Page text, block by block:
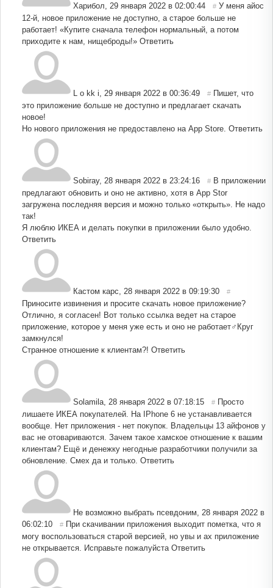
Харибол 29 января 2022 в 02:00:44 # У меня айос
12-й, новое приложение не доступно, а старое больше не
работает! «Купите сначала телефон нормальный, а потом
приходите к нам, нищеброды!» Ответить
L o kk i 29 января 2022 в 00:36:49 # Пишет, что
это приложение больше не доступно и предлагает скачать
новое!
Но нового приложения не предоставлено на App Store. Ответить
Sobiray, 28 января 2022 в 23:24:16 # В приложении
предлагают обновить и оно не активно, хотя в App Stor
загружена последняя версия и можно только «открыть». Не надо
так!
Я люблю ИКЕА и делать покупки в приложении было удобно.
Ответить
Кастом карс 28 января 2022 в 09:19:30 #
Приносите извинения и просите скачать новое приложение?
Отлично, я согласен! Вот только ссылка ведет на старое
приложение, которое у меня уже есть и оно не работает‍♂️Круг
замкнулся!
Странное отношение к клиентам?! Ответить
Solamila 28 января 2022 в 07:18:15 # Просто
лишаете ИКЕА покупателей. На IPhone 6 не устанавливается
вообще. Нет приложения - нет покупок. Владельцы 13 айфонов у
вас не отовариваются. Зачем такое хамское отношение к вашим
клиентам? Ещё и денежку негодные разработчики получили за
обновление. Смех да и только. Ответить
Не возможно выбрать псевдоним
28 января 2022 в
06:02:10
# При скачивании приложения выходит пометка, что я
могу воспользоваться старой версией, но увы и ах приложение
не открывается. Исправьте пожалуйста Ответить